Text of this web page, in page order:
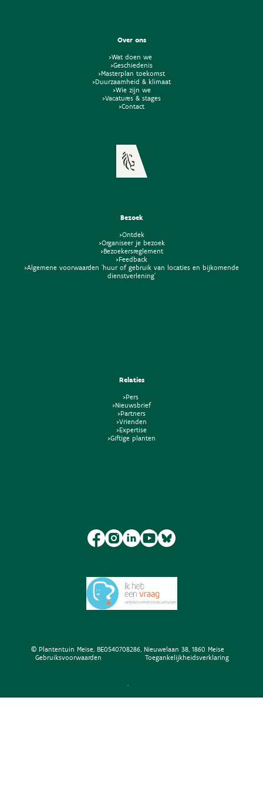
Over ons
>Wat doen we
>Geschiedenis
>Masterplan toekomst
>Duurzaamheid & klimaat
>Wie zijn we
>Vacatures & stages
>Contact
Bezoek
>Ontdek
>Organiseer je bezoek
>Bezoekersreglement
>Feedback
>Algemene voorwaarden 'huur of gebruik van locaties en bijkomende
dienstverlening'
Relaties
>Pers
>Nieuwsbrief
>Partners
>Vrienden
>Expertise
>Giftige planten
© Plantentuin Meise, BE0540708286, Nieuwelaan 38, 1860 Meise
Gebruiksvoorwaarden
Toegankelijkheidsverklaring